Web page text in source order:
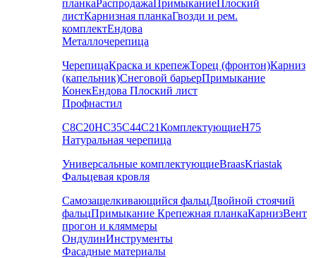
планкаРаспродажаПримыканиеПлоский
листКарнизная планкаГвозди и рем.
комплектЕндова
Металлочерепица
ЧерепицаКраска и крепежТорец (фронтон)Карниз
(капельник)Снеговой барьерПримыкание
КонекЕндова Плоский лист
Профнастил
С8С20НС35С44С21КомплектующиеН75
Натуральная черепица
Универсальные комплектующиеBraasKriastak
Фальцевая кровля
Самозащелкивающийся фальцДвойной стоячий
фальцПримыкание Крепежная планкаКарнизВент
прогон и кляммеры
ОндулинИнструменты
Фасадные материалы